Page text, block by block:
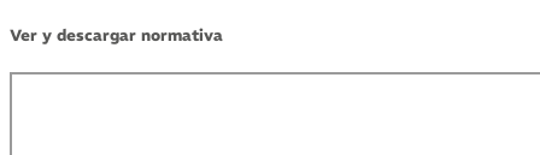
Ver y descargar normativa